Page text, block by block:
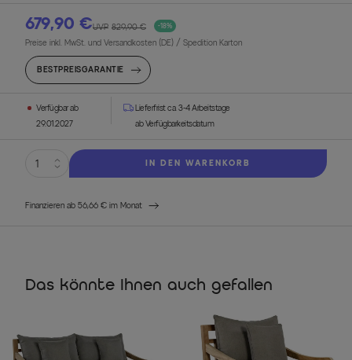
679,90 € -18%
UVP 829,90 €
Preise inkl. MwSt. und Versandkosten (DE) / Spedition Karton
BESTPREISGARANTIE
Verfügbar ab
29.01.2027
Lieferfrist ca. 3-4 Arbeitstage
ab Verfügbarkeitsdatum
IN DEN WARENKORB
Finanzieren ab 56,66 € im Monat
Das könnte Ihnen auch gefallen